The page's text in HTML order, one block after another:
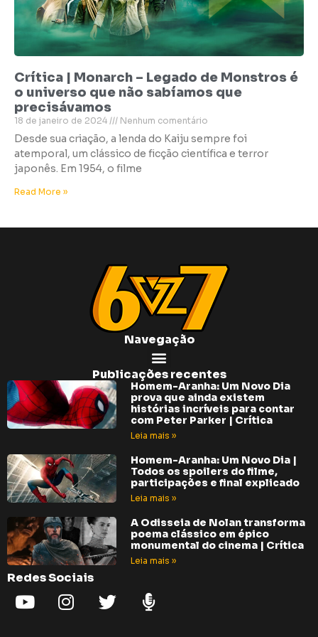
Crítica | Monarch – Legado de Monstros é
o universo que não sabíamos que
precisávamos
18 de janeiro de 2024 Nenhum comentário
Desde sua criação, a lenda do Kaiju sempre foi
atemporal, um clássico de ficção científica e terror
japonês. Em 1954, o filme
Read More »
Navegação
Publicações recentes
Homem-Aranha: Um Novo Dia
prova que ainda existem
histórias incríveis para contar
com Peter Parker | Crítica
Leia mais »
Homem-Aranha: Um Novo Dia |
Todos os spoilers do filme,
participações e final explicado
Leia mais »
A Odisseia de Nolan transforma
poema clássico em épico
monumental do cinema | Crítica
Leia mais »
Redes Sociais